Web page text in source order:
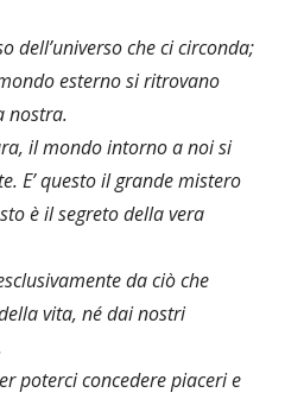
dell’universo che ci circonda;
esterno si ritrovano
nostra.
il mondo intorno a noi si
E’ questo il grande mistero
è il segreto della vera
da ciò che
vita, né dai nostri
poterci concedere piaceri e